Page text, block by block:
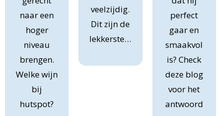
naar een
hoger
niveau
brengen.
Welke wijn
bij
hutspot?
veelzijdig.
Dit zijn de
lekkerste…
perfect
gaar en
smaakvol
is? Check
deze blog
voor het
antwoord